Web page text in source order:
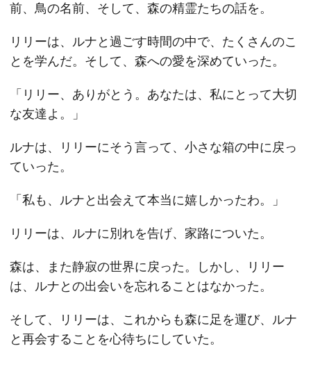
前、鳥の名前、そして、森の精霊たちの話を。
リリーは、ルナと過ごす時間の中で、たくさんのこ
とを学んだ。そして、森への愛を深めていった。
「リリー、ありがとう。あなたは、私にとって大切
な友達よ。」
ルナは、リリーにそう言って、小さな箱の中に戻っ
ていった。
「私も、ルナと出会えて本当に嬉しかったわ。」
リリーは、ルナに別れを告げ、家路についた。
森は、また静寂の世界に戻った。しかし、リリー
は、ルナとの出会いを忘れることはなかった。
そして、リリーは、これからも森に足を運び、ルナ
と再会することを心待ちにしていた。